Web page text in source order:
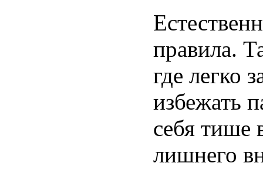
правила.
где легко
избежать
себя тише
лишнего